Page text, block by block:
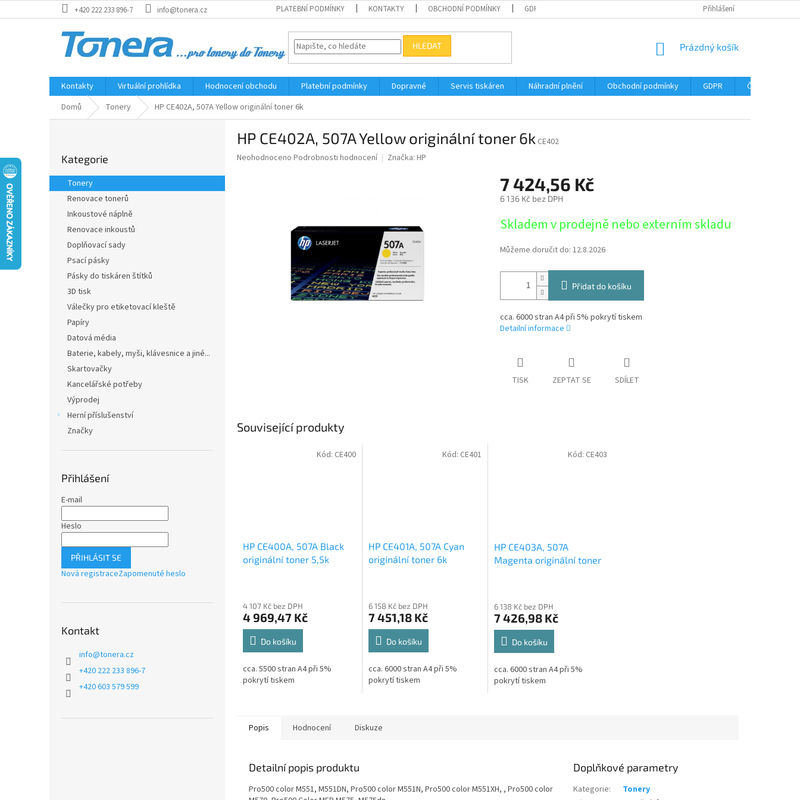
na
+420 222 233 896-7 info@tonera.cz PLATEBNÍ PODMÍNKY KONTAKTY OBCHODNÍ PODMÍNKY GDPR SERVIS TISKÁREN
Přihlášení
HLEDAT
NÁKUPNÍ
Prázdný košík
Kontakty Virtuální prohlídka Hodnocení obchodu Platební podmínky Dopravné Servis tiskáren Náhradní plnění Obchodní podmínky GDPR
Časté dotazy
Domů
Tonery HP CE402A, 507A Yellow originální toner 6k
r
a
kategorie
Kategorie
Tonery
Renovace tonerů
Inkoustové náplně
Renovace inkoustů
Doplňovací sady
Psací pásky
Pásky do tiskáren štítků
3D tisk
Válečky pro etiketovací kleště
Papíry
Datová média
Baterie, kabely, myši, klávesnice a jiné...
Skartovačky
Kancelářské potřeby
Výprodej
Herní příslušenství
Značky
Přihlášení
E-mail
Heslo
PŘIHLÁSIT SE
Nová registraceZapomenuté heslo
Kontakt
info@tonera.cz
+420 222 233 896-7
+420 603 579 599
HP CE402A, 507A Yellow originální toner 6k CE402
Průměrné
Neohodnoceno Podrobnosti hodnocení Značka: HP
7 424,56 Kč
6 136 Kč bez DPH
cena:
Skladem v prodejně nebo externím skladu
Můžeme doručit do: 12.8.2026
Přidat do košíku
cca. 6000 stran A4 při 5% pokrytí tiskem
Detailní informace
TISK ZEPTAT SE SDÍLET
Související produkty
HP CE400A, 507A Black
originální toner 5,5k
4 107 Kč bez DPH
4 969,47 Kč
Do košíku
cca. 5500 stran A4 při 5%
pokrytí tiskem
Kód: CE400
HP CE401A, 507A Cyan
originální toner 6k
6 158 Kč bez DPH
7 451,18 Kč
Do košíku
cca. 6000 stran A4 při 5%
pokrytí tiskem
Kód: CE401
HP CE403A, 507A
Magenta originální toner
6 138 Kč bez DPH
7 426,98 Kč
Do košíku
cca. 6000 stran A4 při 5%
pokrytí tiskem
Kód: CE403
Popis Hodnocení Diskuze
Detailní popis produktu
Pro500 color M551, M551DN, Pro500 color M551N, Pro500 color M551XH, , Pro500 color
Doplňkové parametry
Kategorie:
Tonery